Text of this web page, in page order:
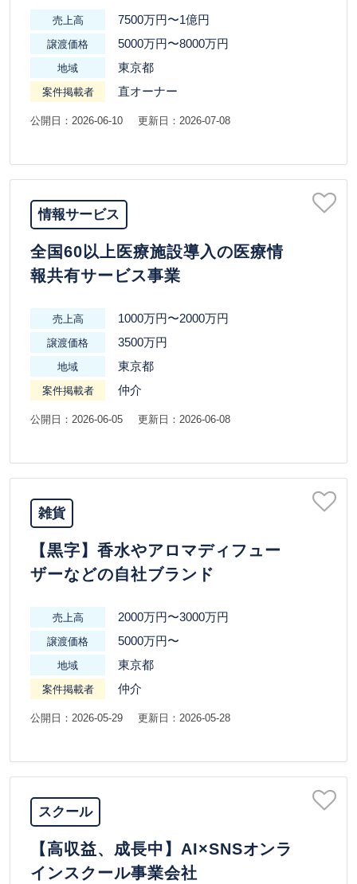
売上高 7500万円〜1億円
譲渡価格 5000万円〜8000万円
地域 東京都
案件掲載者 直オーナー
公開日：2026-06-10 更新日：2026-07-08
情報サービス
全国60以上医療施設導入の医療情
報共有サービス事業
売上高 1000万円〜2000万円
譲渡価格 3500万円
地域 東京都
案件掲載者 仲介
公開日：2026-06-05 更新日：2026-06-08
雑貨
【黒字】香水やアロマディフュー
ザーなどの自社ブランド
売上高 2000万円〜3000万円
譲渡価格 5000万円〜
地域 東京都
案件掲載者 仲介
公開日：2026-05-29 更新日：2026-05-28
スクール
【高収益、成長中】AI×SNSオンラ
インスクール事業会社